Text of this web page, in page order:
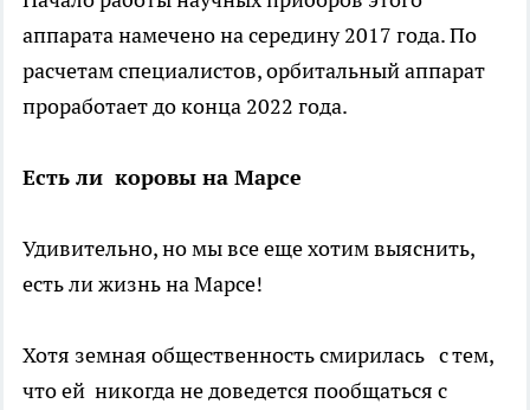
аппарата намечено на середину 2017 года. По
расчетам специалистов, орбитальный аппарат
проработает до конца 2022 года.
Есть ли коровы на Марсе
Удивительно, но мы все еще хотим выяснить,
есть ли жизнь на Марсе!
Хотя земная общественность смирилась с тем,
что ей никогда не доведется пообщаться с